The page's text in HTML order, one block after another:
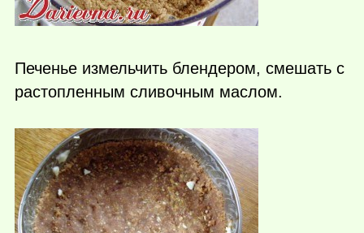
Печенье измельчить блендером, смешать с
растопленным сливочным маслом.